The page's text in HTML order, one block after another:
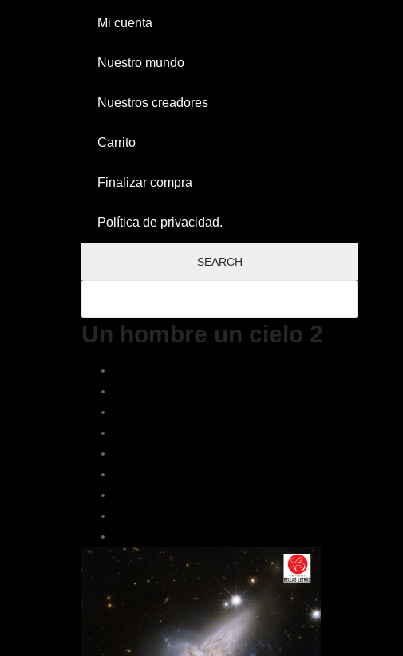
Mi cuenta
Nuestro mundo
Nuestros creadores
Carrito
Finalizar compra
Política de privacidad.
Un hombre un cielo 2